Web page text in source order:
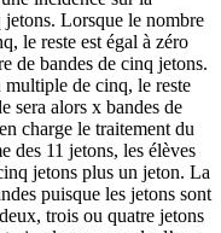
Lorsque le nombre
le reste est égal à zéro
de bandes de cinq jetons.
multiple de cinq, le reste
sera alors x bandes de
charge le traitement du
des 11 jetons, les élèves
jetons plus un jeton. La
puisque les jetons sont
trois ou quatre jetons